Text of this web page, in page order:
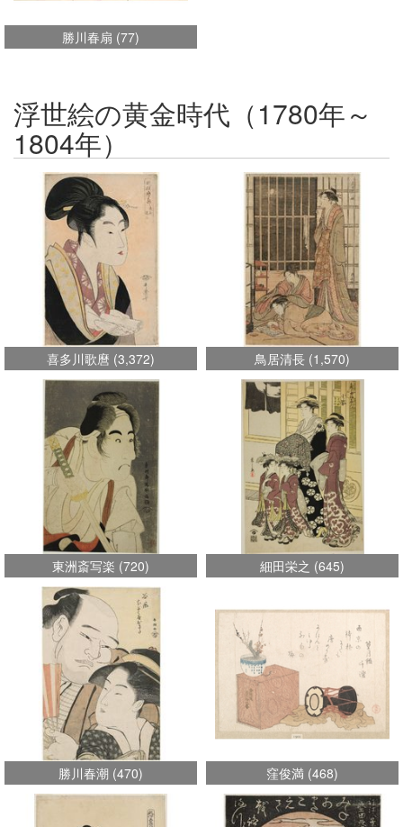
勝川春扇 (77)
浮世絵の黄金時代（1780年～
1804年）
喜多川歌麿 (3,372) 鳥居清長 (1,570)
東洲斎写楽 (720) 細田栄之 (645)
勝川春潮 (470) 窪俊満 (468)